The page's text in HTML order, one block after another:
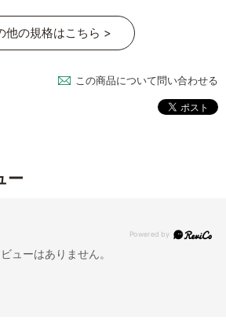
他の規格はこちら >
この商品について問い合わせる
ー
ューはありません。